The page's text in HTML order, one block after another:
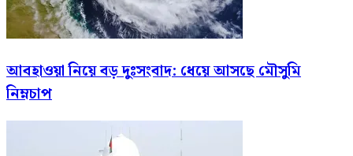
আবহাওয়া নিয়ে বড় দুঃসংবাদ: ধেয়ে আসছে মৌসুমি
নিম্নচাপ